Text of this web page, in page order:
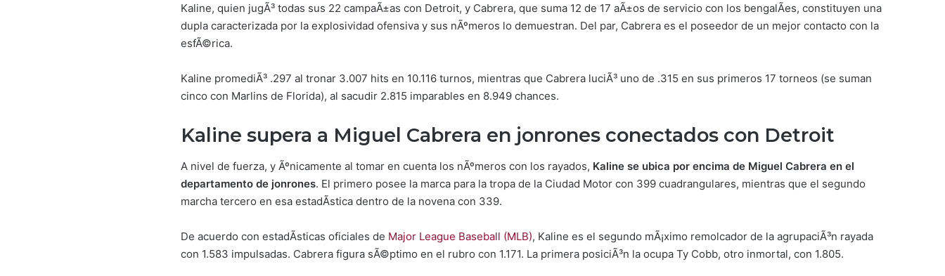
Kaline, quien jugÃ³ todas sus 22 campaÃ±as con Detroit, y Cabrera, que suma 12 de 17 aÃ±os de servicio con los bengalÃ­es, constituyen una
dupla caracterizada por la explosividad ofensiva y sus nÃºmeros lo demuestran. Del par, Cabrera es el poseedor de un mejor contacto con la
esfÃ©rica.
Kaline promediÃ³ .297 al tronar 3.007 hits en 10.116 turnos, mientras que Cabrera luciÃ³ uno de .315 en sus primeros 17 torneos (se suman
cinco con Marlins de Florida), al sacudir 2.815 imparables en 8.949 chances.
Kaline supera a Miguel Cabrera en jonrones conectados con Detroit
A nivel de fuerza, y Ãºnicamente al tomar en cuenta los nÃºmeros con los rayados, Kaline se ubica por encima de Miguel Cabrera en el
departamento de jonrones. El primero posee la marca para la tropa de la Ciudad Motor con 399 cuadrangulares, mientras que el segundo
marcha tercero en esa estadÃ­stica dentro de la novena con 339.
De acuerdo con estadÃ­sticas oficiales de Major League Baseball (MLB), Kaline es el segundo mÃ¡ximo remolcador de la agrupaciÃ³n rayada
con 1.583 impulsadas. Cabrera figura sÃ©ptimo en el rubro con 1.171. La primera posiciÃ³n la ocupa Ty Cobb, otro inmortal, con 1.805.